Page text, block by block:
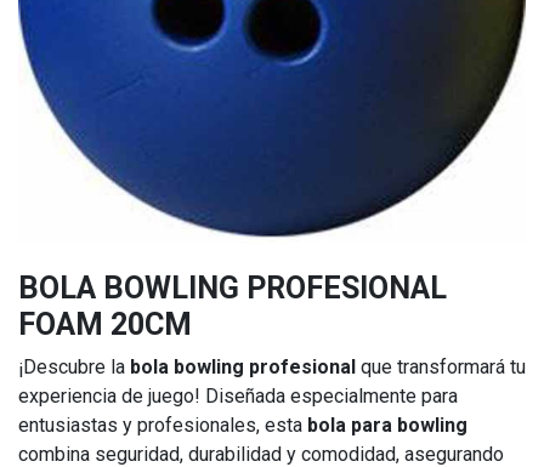
BOLA BOWLING PROFESIONAL
FOAM 20CM
¡Descubre la bola bowling profesional que transformará tu
experiencia de juego! Diseñada especialmente para
entusiastas y profesionales, esta bola para bowling
combina seguridad, durabilidad y comodidad, asegurando